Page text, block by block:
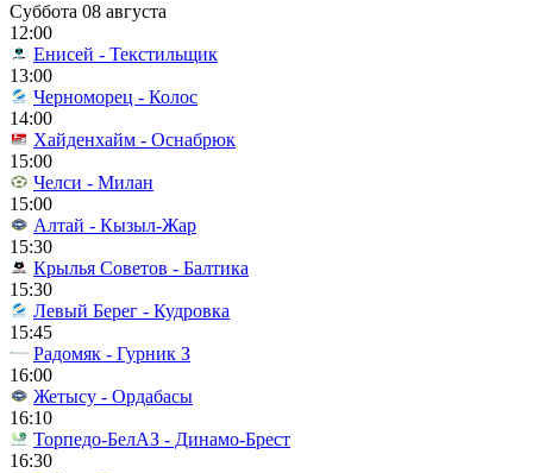
Суббота 08 августа
12:00
Енисей - Текстильщик
13:00
Черноморец - Колос
14:00
Хайденхайм - Оснабрюк
15:00
Челси - Милан
15:00
Алтай - Кызыл-Жар
15:30
Крылья Советов - Балтика
15:30
Левый Берег - Кудровка
15:45
Радомяк - Гурник З
16:00
Жетысу - Ордабасы
16:10
Торпедо-БелАЗ - Динамо-Брест
16:30